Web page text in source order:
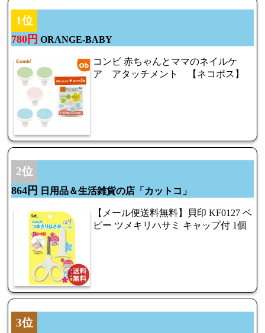
1位
780円 ORANGE-BABY
コンビ 赤ちゃんとママのネイルケ
ア アタッチメント 【ネコポス】
2位
864円 日用品＆生活雑貨の店「カットコ」
【メール便送料無料】貝印 KF0127 ベ
ビー ツメキリハサミ キャップ付 1個
3位